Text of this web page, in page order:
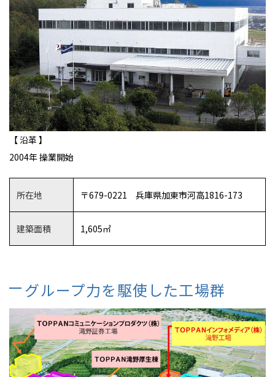
【 沿革 】
2004年 操業開始
所在地 〒679-0221 兵庫県加東市河高1816-173
建築面積 1,605㎡
グループ力を駆使した工場群